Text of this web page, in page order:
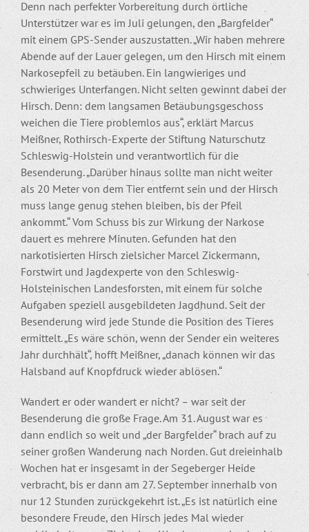
Denn nach perfekter Vorbereitung durch örtliche
Unterstützer war es im Juli gelungen, den „Bargfelder“
mit einem GPS-Sender auszustatten. „Wir haben mehrere
Abende auf der Lauer gelegen, um den Hirsch mit einem
Narkosepfeil zu betäuben. Ein langwieriges und
schwieriges Unterfangen. Nicht selten gewinnt dabei der
Hirsch. Denn: dem langsamen Betäubungsgeschoss
weichen die Tiere problemlos aus“, erklärt Marcus
Meißner, Rothirsch-Experte der Stiftung Naturschutz
Schleswig-Holstein und verantwortlich für die
Besenderung. „Darüber hinaus sollte man nicht weiter
als 20 Meter von dem Tier entfernt sein und der Hirsch
muss lange genug stehen bleiben, bis der Pfeil
ankommt.“ Vom Schuss bis zur Wirkung der Narkose
dauert es mehrere Minuten. Gefunden hat den
narkotisierten Hirsch zielsicher Marcel Zickermann,
Forstwirt und Jagdexperte von den Schleswig-
Holsteinischen Landesforsten, mit einem für solche
Aufgaben speziell ausgebildeten Jagdhund. Seit der
Besenderung wird jede Stunde die Position des Tieres
ermittelt. „Es wäre schön, wenn der Sender ein weiteres
Jahr durchhält“, hofft Meißner, „danach können wir das
Halsband auf Knopfdruck wieder ablösen.“
Wandert er oder wandert er nicht? – war seit der
Besenderung die große Frage. Am 31. August war es
dann endlich so weit und „der Bargfelder“ brach auf zu
seiner großen Wanderung nach Norden. Gut dreieinhalb
Wochen hat er insgesamt in der Segeberger Heide
verbracht, bis er dann am 27. September innerhalb von
nur 12 Stunden zurückgekehrt ist. „Es ist natürlich eine
besondere Freude, den Hirsch jedes Mal wieder